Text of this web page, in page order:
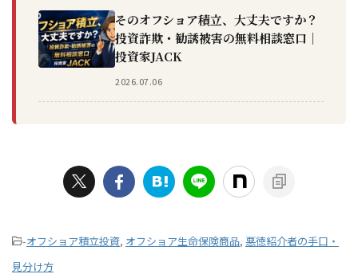
そのオフショア積立、大丈夫ですか？
投資詐欺・勧誘被害の無料相談窓口｜
投資家JACK
2026.07.06
-オフショア積立投資, オフショア生命保険商品, 悪徳紹介者の手口・
見分け方